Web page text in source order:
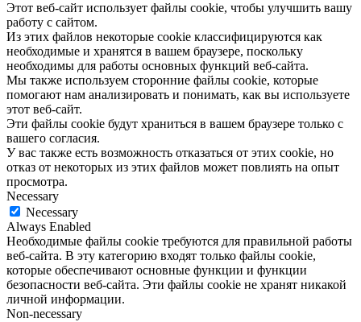
Этот веб-сайт использует файлы cookie, чтобы улучшить вашу
работу с сайтом.
Из этих файлов некоторые cookie классифицируются как
необходимые и хранятся в вашем браузере, поскольку
необходимы для работы основных функций веб-сайта.
Мы также используем сторонние файлы cookie, которые
помогают нам анализировать и понимать, как вы используете
этот веб-сайт.
Эти файлы cookie будут храниться в вашем браузере только с
вашего согласия.
У вас также есть возможность отказаться от этих cookie, но
отказ от некоторых из этих файлов может повлиять на опыт
просмотра.
Necessary
Necessary
Always Enabled
Необходимые файлы cookie требуются для правильной работы
веб-сайта. В эту категорию входят только файлы cookie,
которые обеспечивают основные функции и функции
безопасности веб-сайта. Эти файлы cookie не хранят никакой
личной информации.
Non-necessary